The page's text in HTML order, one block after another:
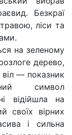
Безкраї
ліси та
на зеленому
дерево,
— показник
символ
відійшла на
своїх вірних
і сильна